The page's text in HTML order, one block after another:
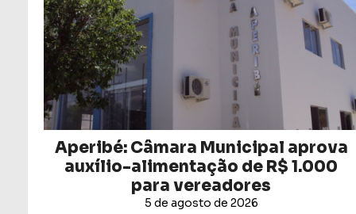
Aperibé: Câmara Municipal aprova
auxílio-alimentação de R$ 1.000
para vereadores
5 de agosto de 2026